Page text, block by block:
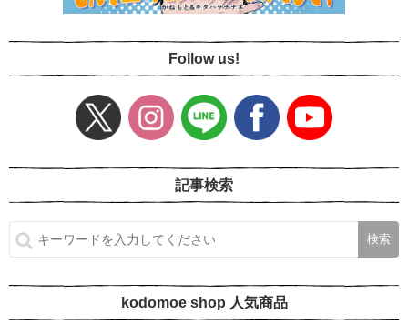
Follow us!
記事検索
kodomoe shop 人気商品